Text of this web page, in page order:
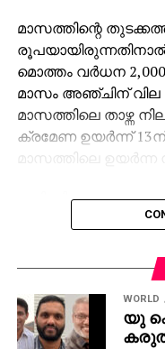
മാസത്തിന്റെ
മൊത്തം വര്‍ധന
മാസം അഞ്ചിന് വില
മാസത്തിലെ താഴ്ന്ന
ക്രമേണ ഉയര്‍ന്ന്
മാസത്തിലെ ഉയര്‍ന്ന
മാറിമറിയുന്ന
വിലയില്‍ പ്രകടമായ
നിക്ഷേപകരുടെ
തിരിച്ചുവരവ്, ഡോളര്‍
സ്വര്‍ണവില ഉയരാന്‍
വിദഗ്ധര്‍
WORLD
യു